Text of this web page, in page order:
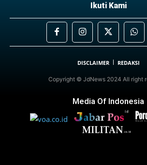
Ikuti Kami
DISCLAIMER REDAKSI
Copyright © JdNews 2024 All right
Media Of Indonesia